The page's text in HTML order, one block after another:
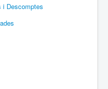
i Descomptes